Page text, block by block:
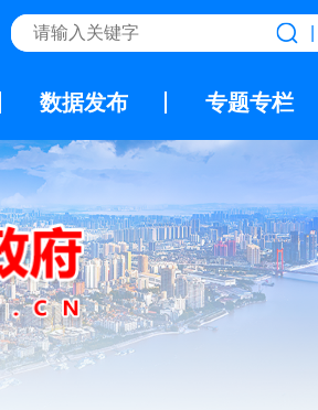
数据发布 专题专栏